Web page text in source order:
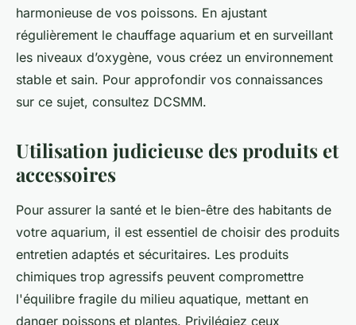
harmonieuse de vos poissons. En ajustant
régulièrement le chauffage aquarium et en surveillant
les niveaux d’oxygène, vous créez un environnement
stable et sain. Pour approfondir vos connaissances
sur ce sujet, consultez DCSMM.
Utilisation judicieuse des produits et
accessoires
Pour assurer la santé et le bien-être des habitants de
votre aquarium, il est essentiel de choisir des produits
entretien adaptés et sécuritaires. Les produits
chimiques trop agressifs peuvent compromettre
l'équilibre fragile du milieu aquatique, mettant en
danger poissons et plantes. Privilégiez ceux